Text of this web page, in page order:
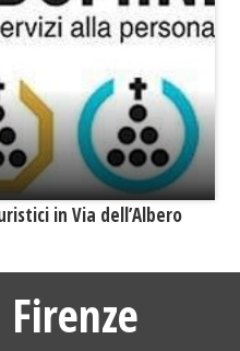
in Via dell’Albero